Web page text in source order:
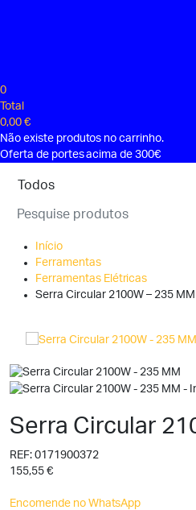
0
Total
0,00 €
Não existe produtos no carrinho.
Oferta de portes acima de 300€
Início
Ferramentas
Ferramentas Elétricas
Serra Circular 2100W – 235 MM
Serra Circular
REF: 0171900372
155,55 €
Encomende no WhatsApp